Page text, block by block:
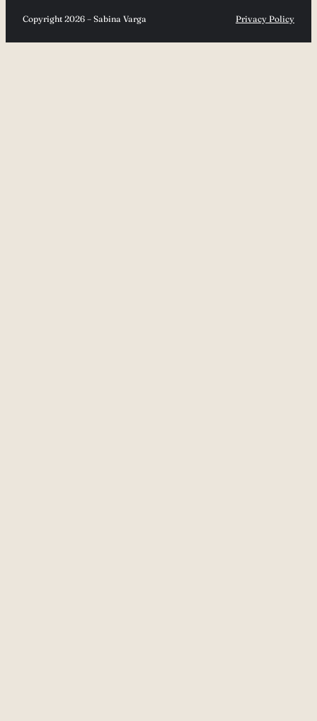
Copyright 2026 – Sabina Varga Privacy Policy